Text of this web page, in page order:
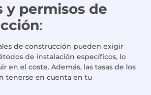
y permisos de
:
de construcción pueden exigir
de instalación específicos, lo
en el coste. Además, las tasas de los
tenerse en cuenta en tu